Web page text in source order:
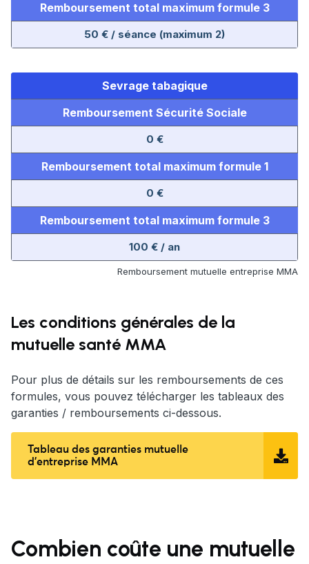
Remboursement total maximum formule 3
50 € / séance (maximum 2)
Sevrage tabagique
Remboursement Sécurité Sociale
0 €
Remboursement total maximum formule 1
0 €
Remboursement total maximum formule 3
100 € / an
Remboursement mutuelle entreprise MMA
Les conditions générales de la
mutuelle santé MMA
Pour plus de détails sur les remboursements de ces
formules, vous pouvez télécharger les tableaux des
garanties / remboursements ci-dessous.
Tableau des garanties mutuelle
d’entreprise MMA
Combien coûte une mutuelle